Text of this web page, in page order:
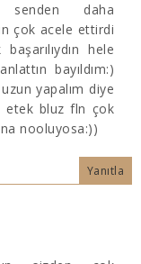
senden daha
çok acele ettirdi
hele
bayıldım:)
yapalım diye
etek bluz fln çok
nooluyosa:))
Yanıtla